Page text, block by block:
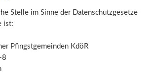
Stelle im Sinne der Datenschutzgesetze
ist:
Pfingstgemeinden KdöR
8